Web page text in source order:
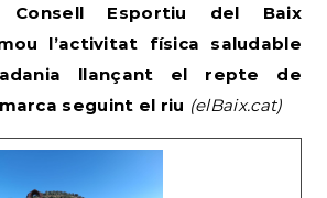
Consell Esportiu del Baix
l’activitat física saludable
llançant el repte de
seguint el riu (elBaix.cat)